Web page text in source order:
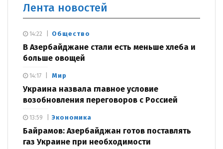
Лента новостей
Общество
В Азербайджане стали есть меньше хлеба и
больше овощей
14:22
Мир
Украина назвала главное условие
возобновления переговоров с Россией
14:17
Экономика
Байрамов: Азербайджан готов поставлять
газ Украине при необходимости
13:59